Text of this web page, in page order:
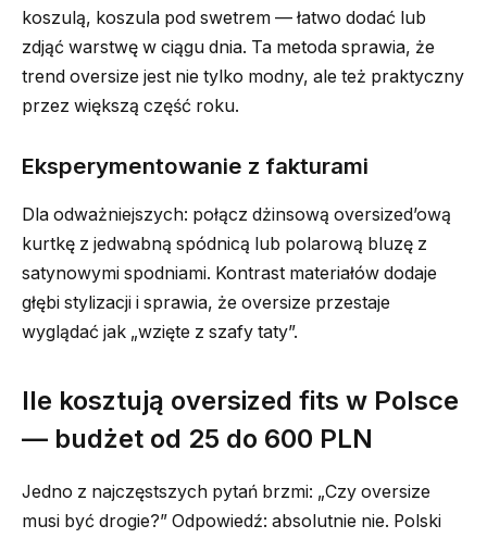
koszulą, koszula pod swetrem — łatwo dodać lub
zdjąć warstwę w ciągu dnia. Ta metoda sprawia, że
trend oversize jest nie tylko modny, ale też praktyczny
przez większą część roku.
Eksperymentowanie z fakturami
Dla odważniejszych: połącz dżinsową oversized’ową
kurtkę z jedwabną spódnicą lub polarową bluzę z
satynowymi spodniami. Kontrast materiałów dodaje
głębi stylizacji i sprawia, że oversize przestaje
wyglądać jak „wzięte z szafy taty”.
Ile kosztują oversized fits w Polsce
— budżet od 25 do 600 PLN
Jedno z najczęstszych pytań brzmi: „Czy oversize
musi być drogie?” Odpowiedź: absolutnie nie. Polski